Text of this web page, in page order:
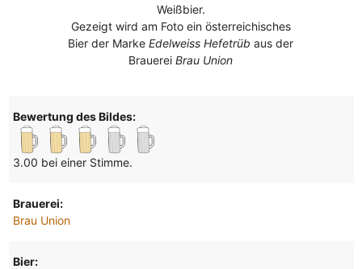
Weißbier.
Gezeigt wird am Foto ein österreichisches
Bier der MarkeEdelweiss Hefetrüb aus der
BrauereiBrau Union
Bewertung des Bildes:
3.00 bei einer Stimme.
Brauerei:
Brau Union
Bier: